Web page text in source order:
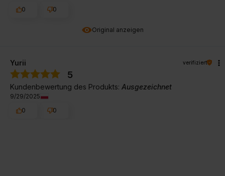
Original anzeigen
0
0
Yurii verifiziert
5
Kundenbewertung des Produkts: Ausgezeichnet
9/29/2025
0
0